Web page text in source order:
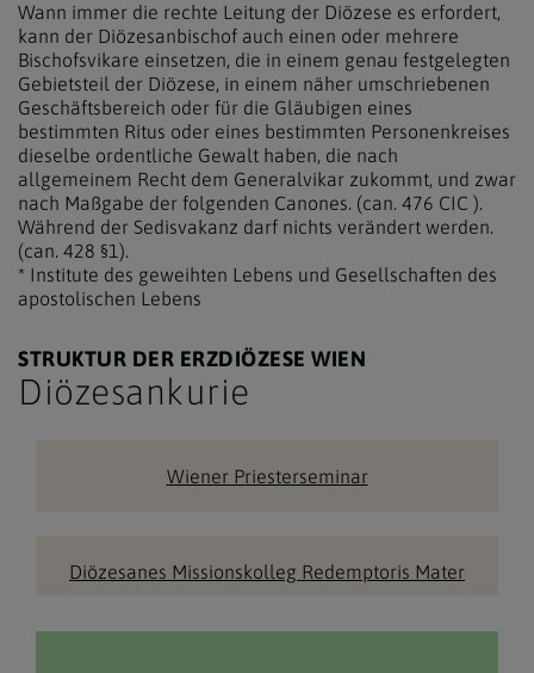
Wann immer die rechte Leitung der Diözese es erfordert,
kann der Diözesanbischof auch einen oder mehrere
Bischofsvikare einsetzen, die in einem genau festgelegten
Gebietsteil der Diözese, in einem näher umschriebenen
Geschäftsbereich oder für die Gläubigen eines
bestimmten Ritus oder eines bestimmten Personenkreises
dieselbe ordentliche Gewalt haben, die nach
allgemeinem Recht dem Generalvikar zukommt, und zwar
nach Maßgabe der folgenden Canones. (can. 476 CIC ).
Während der Sedisvakanz darf nichts verändert werden.
(can. 428 §1).
* Institute des geweihten Lebens und Gesellschaften des
apostolischen Lebens
STRUKTUR DER ERZDIÖZESE WIEN
Diözesankurie
Wiener Priesterseminar
Diözesanes Missionskolleg Redemptoris Mater